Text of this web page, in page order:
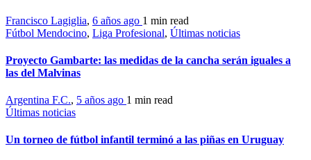
Francisco Lagiglia, 6 años ago 1 min read
Fútbol Mendocino, Liga Profesional, Últimas noticias
Proyecto Gambarte: las medidas de la cancha serán iguales a
las del Malvinas
Argentina F.C., 5 años ago 1 min read
Últimas noticias
Un torneo de fútbol infantil terminó a las piñas en Uruguay